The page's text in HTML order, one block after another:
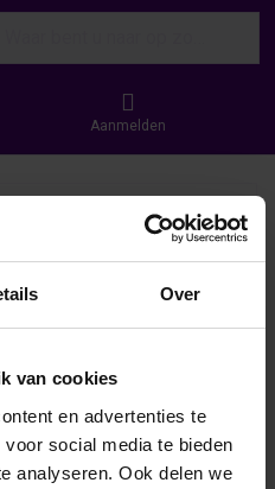
Over
van cookies
en advertenties te
social media te bieden
analyseren. Ook delen we
Aanmelden